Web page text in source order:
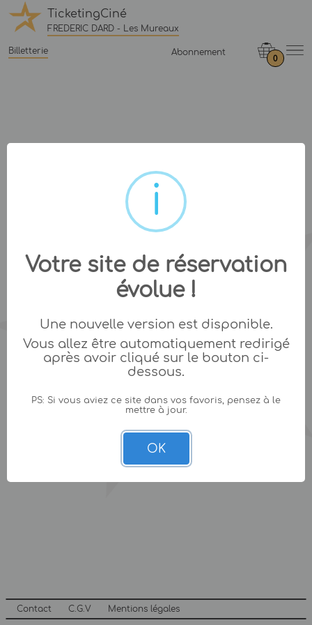
TicketingCiné
FREDERIC DARD - Les Mureaux
Billetterie Abonnement
0
Contact C.G.V Mentions légales
Votre site de réservation
évolue !
Une nouvelle version est disponible.
Vous allez être automatiquement redirigé
après avoir cliqué sur le bouton ci-
dessous.
PS: Si vous aviez ce site dans vos favoris, pensez à le
mettre à jour.
OK